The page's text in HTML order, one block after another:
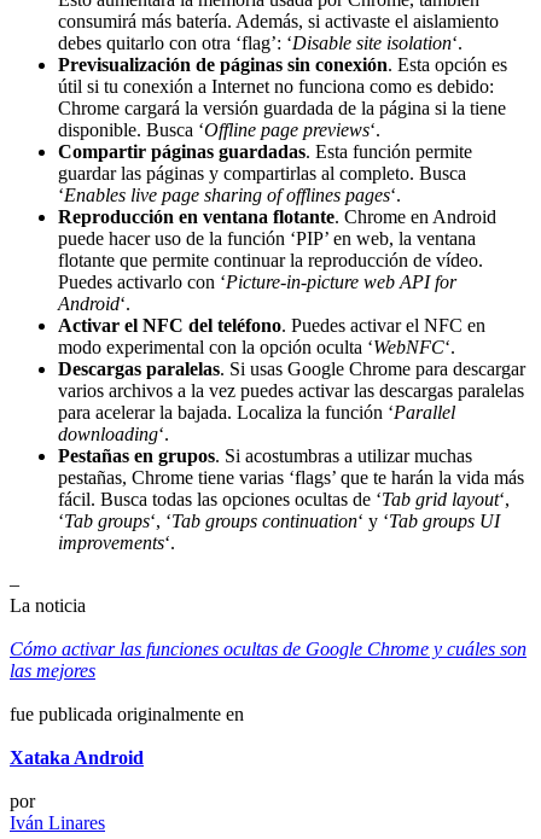
consumirá más batería. Además, si activaste el aislamiento
debes quitarlo con otra ‘flag’: ‘Disable site isolation‘.
Previsualización de páginas sin conexión. Esta opción es
útil si tu conexión a Internet no funciona como es debido:
Chrome cargará la versión guardada de la página si la tiene
disponible. Busca ‘Offline page previews‘.
Compartir páginas guardadas. Esta función permite
guardar las páginas y compartirlas al completo. Busca
‘Enables live page sharing of offlines pages‘.
Reproducción en ventana flotante. Chrome en Android
puede hacer uso de la función ‘PIP’ en web, la ventana
flotante que permite continuar la reproducción de vídeo.
Puedes activarlo con ‘Picture-in-picture web API for
Android‘.
Activar el NFC del teléfono. Puedes activar el NFC en
modo experimental con la opción oculta ‘WebNFC‘.
Descargas paralelas. Si usas Google Chrome para descargar
varios archivos a la vez puedes activar las descargas paralelas
para acelerar la bajada. Localiza la función ‘Parallel
downloading‘.
Pestañas en grupos. Si acostumbras a utilizar muchas
pestañas, Chrome tiene varias ‘flags’ que te harán la vida más
fácil. Busca todas las opciones ocultas de ‘Tab grid layout‘,
‘Tab groups‘, ‘Tab groups continuation‘ y ‘Tab groups UI
improvements‘.
–
La noticia
Cómo activar las funciones ocultas de Google Chrome y cuáles son
las mejores
fue publicada originalmente en
Xataka Android
por
Iván Linares